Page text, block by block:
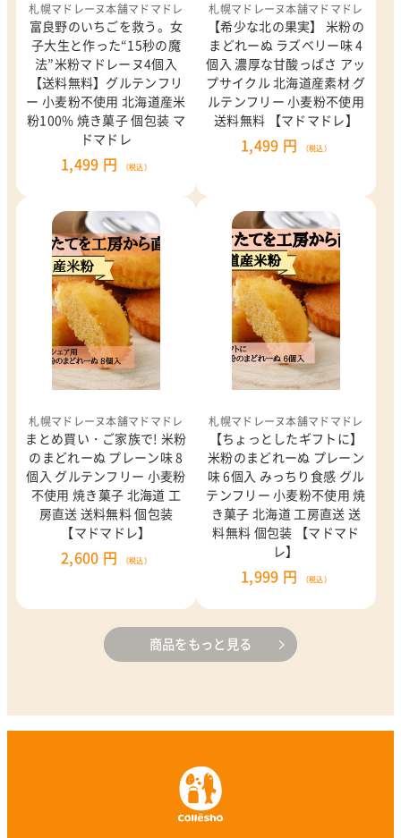
札幌マドレーヌ本舗マドマドレ
富良野のいちごを救う。女
子大生と作った“15秒の魔
法”米粉マドレーヌ4個入
【送料無料】グルテンフリ
ー 小麦粉不使用 北海道産米
粉100% 焼き菓子 個包装 マ
ドマドレ
1,499 円 （税込）
札幌マドレーヌ本舗マドマドレ
【希少な北の果実】 米粉の
まどれーぬ ラズベリー味 4
個入 濃厚な甘酸っぱさ アッ
プサイクル 北海道産素材 グ
ルテンフリー 小麦粉不使用
送料無料 【マドマドレ】
1,499 円 （税込）
札幌マドレーヌ本舗マドマドレ
まとめ買い・ご家族で! 米粉
のまどれーぬ プレーン味 8
個入 グルテンフリー 小麦粉
不使用 焼き菓子 北海道 工
房直送 送料無料 個包装
【マドマドレ】
2,600 円 （税込）
札幌マドレーヌ本舗マドマドレ
【ちょっとしたギフトに】
米粉のまどれーぬ プレーン
味 6個入 みっちり食感 グル
テンフリー 小麦粉不使用 焼
き菓子 北海道 工房直送 送
料無料 個包装 【マドマド
レ】
1,999 円 （税込）
商品をもっと見る